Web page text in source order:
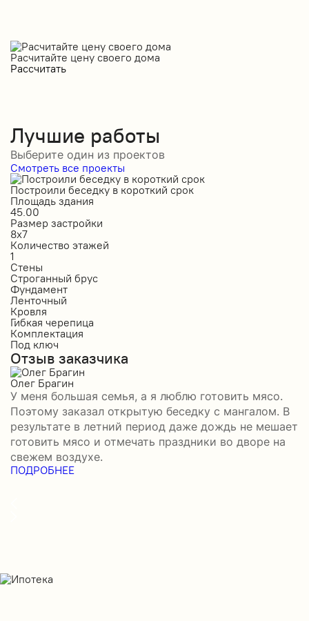
Расчитайте цену своего дома
Рассчитать
Лучшие работы
Выберите один из проектов
Смотреть все проекты
Построили беседку в короткий срок
Площадь здания
45.00
Размер застройки
8х7
Количество этажей
1
Стены
Строганный брус
Фундамент
Ленточный
Кровля
Гибкая черепица
Комплектация
Под ключ
Отзыв заказчика
Олег Брагин
У меня большая семья, а я люблю готовить мясо.
Поэтому заказал открытую беседку с мангалом. В
результате в летний период даже дождь не мешает
готовить мясо и отмечать праздники во дворе на
свежем воздухе.
ПОДРОБНЕЕ